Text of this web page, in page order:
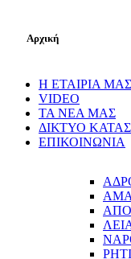
Αρχική
Η ΕΤΑΙΡΙΑ ΜΑΣ
VIDEO
ΤΑ ΝΕΑ ΜΑΣ
ΔΙΚΤΥΟ
ΕΠΙΚΟΙΝΩΝΙΑ